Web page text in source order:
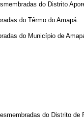
do Distrito
do Têrmo do Amapá.
do Município de
do Distrito de